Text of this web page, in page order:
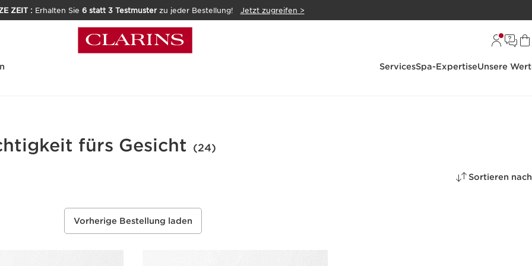
ZEIT : Erhalten Sie 6 statt 3 Testmusterzu jeder Bestellung! Jetzt zugreifen >
ServicesSpa-ExpertiseUnsere
fürs Gesicht (24)
Sortieren nach
Vorherige Bestellung laden